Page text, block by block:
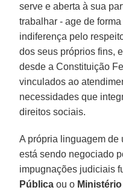
serve e aberta à sua
trabalhar - age de
indiferença pelo
dos seus próprios fins,
desde a Constituição
vinculados ao
necessidades que
direitos sociais.
A própria linguagem de
está sendo negociado
impugnações judiciais
Pública ou o